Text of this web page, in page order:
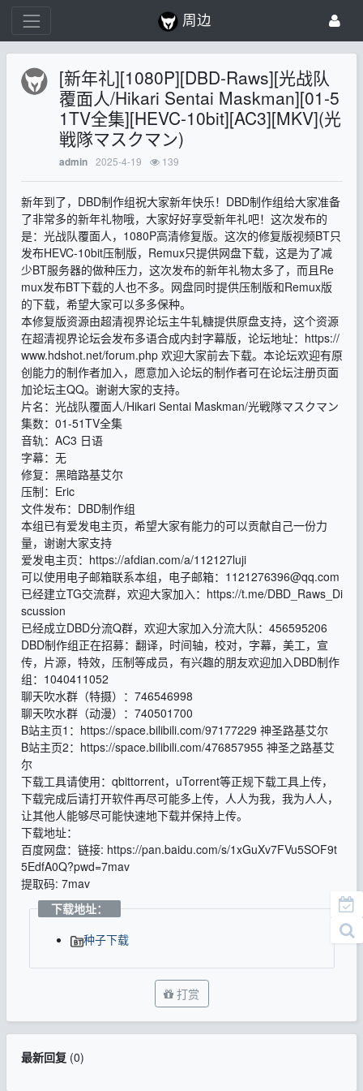
周边
[新年礼][1080P][DBD-Raws][光战队
覆面人/Hikari Sentai Maskman][01-5
1TV全集][HEVC-10bit][AC3][MKV](光
戦隊マスクマン)
admin 2025-4-19 139
新年到了，DBD制作组祝大家新年快乐！DBD制作组给大家准备
了非常多的新年礼物哦，大家好好享受新年礼吧！这次发布的
是：光战队覆面人，1080P高清修复版。这次的修复版视频BT只
发布HEVC-10bit压制版，Remux只提供网盘下载，这是为了减
少BT服务器的做种压力，这次发布的新年礼物太多了，而且Re
mux发布BT下载的人也不多。网盘同时提供压制版和Remux版
的下载，希望大家可以多多保种。
本修复版资源由超清视界论坛主牛轧糖提供原盘支持，这个资源
在超清视界论坛会发布多语合成内封字幕版，论坛地址：https://
www.hdshot.net/forum.php 欢迎大家前去下载。本论坛欢迎有原
创能力的制作者加入，愿意加入论坛的制作者可在论坛注册页面
加论坛主QQ。谢谢大家的支持。
片名：光战队覆面人/Hikari Sentai Maskman/光戦隊マスクマン
集数：01-51TV全集
音轨：AC3 日语
字幕：无
修复：黑暗路基艾尔
压制：Eric
文件发布：DBD制作组
本组已有爱发电主页，希望大家有能力的可以贡献自己一份力
量，谢谢大家支持
爱发电主页：https://afdian.com/a/112127luji
可以使用电子邮箱联系本组，电子邮箱： 1121276396@qq.com
已经建立TG交流群，欢迎大家加入：https://t.me/DBD_Raws_Di
scussion
已经成立DBD分流Q群，欢迎大家加入分流大队：456595206
DBD制作组正在招募：翻译，时间轴，校对，字幕，美工，宣
传，片源，特效，压制等成员，有兴趣的朋友欢迎加入DBD制作
组：1040411052
聊天吹水群（特摄）：746546998
聊天吹水群（动漫）：740501700
B站主页1：https://space.bilibili.com/97177229 神圣路基艾尔
B站主页2：https://space.bilibili.com/476857955 神圣之路基艾
尔
下载工具请使用：qbittorrent，uTorrent等正规下载工具上传，
下载完成后请打开软件再尽可能多上传，人人为我，我为人人，
让其他人能够尽可能快速地下载并保持上传。
下载地址：
百度网盘：链接: https://pan.baidu.com/s/1xGuXv7FVu5SOF9t
5EdfA0Q?pwd=7mav
提取码: 7mav
下载地址：
种子下载
打赏
最新回复(0)